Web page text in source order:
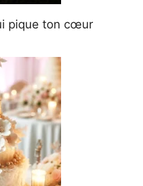
pique ton cœur